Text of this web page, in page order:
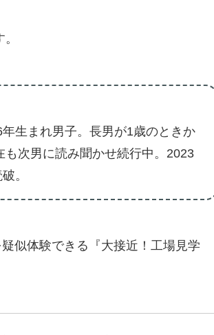
生まれ男子。長男が1歳のときか
次男に読み聞かせ続行中。2023
。
似体験できる『大接近！工場見学